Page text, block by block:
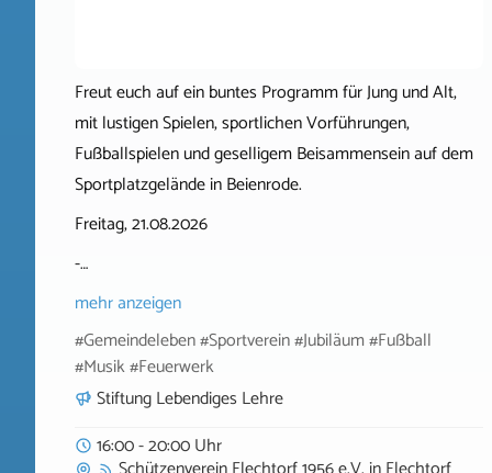
Freut euch auf ein buntes Programm für Jung und Alt,
mit lustigen Spielen, sportlichen Vorführungen,
Fußballspielen und geselligem Beisammensein auf dem
Sportplatzgelände in Beienrode.
Freitag, 21.08.2026
-…
mehr anzeigen
#Gemeindeleben #Sportverein #Jubiläum #Fußball
#Musik #Feuerwerk
Stiftung Lebendiges Lehre
16:00 - 20:00 Uhr